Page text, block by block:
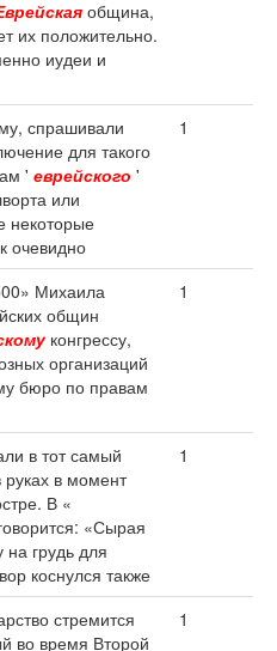
община,
их положительно.
иудеи и
спрашивали
для такого
' еврейского '
или
некоторые
очевидно
1
Михаила
общин
конгрессу,
организаций
бюро по правам
1
в тот самый
руках в момент
В «
«Сырая
грудь для
коснулся также
1
стремится
во время Второй
1